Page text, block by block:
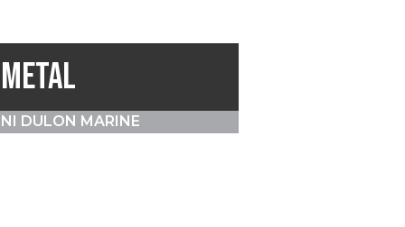
METAL
NI DULON MARINE